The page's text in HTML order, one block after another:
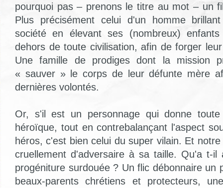
pourquoi pas – prenons le titre au mot – un
Plus précisément celui d'un homme
société en élevant ses (nombreux)
dehors de toute civilisation, afin de forger
Une famille de prodiges dont la mission
« sauver » le corps de leur défunte mère
dernières volontés.
Or, s'il est un personnage qui donne
héroïque, tout en contrebalançant l'aspect
héros, c'est bien celui du super vilain. Et
cruellement d'adversaire à sa taille. Qu'a t-
progéniture surdouée ? Un flic débonnaire un
beaux-parents chrétiens et protecteurs,